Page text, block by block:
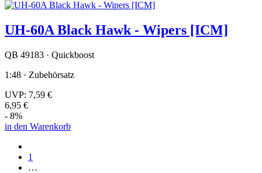
UH-60A Black Hawk - Wipers [ICM]
QB 49183 · Quickboost
1:48 · Zubehörsatz
UVP: 7,59 €
6,95 €
- 8%
in den Warenkorb
1
…